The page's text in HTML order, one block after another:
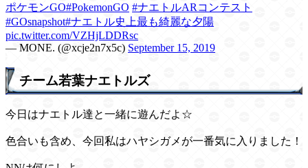
ポケモンGO#PokemonGO #ナエトルARコンテスト
#GOsnapshot#ナエトル史上最も綺麗な夕陽
pic.twitter.com/VZHjLDDRsc
— MONE. (@xcje2n7x5c) September 15, 2019
チーム若葉ナエトルズ
今日はナエトル達と一緒に遊んだよ☆
色合いも含め、今回私はハヤシガメが一番気に入りました！